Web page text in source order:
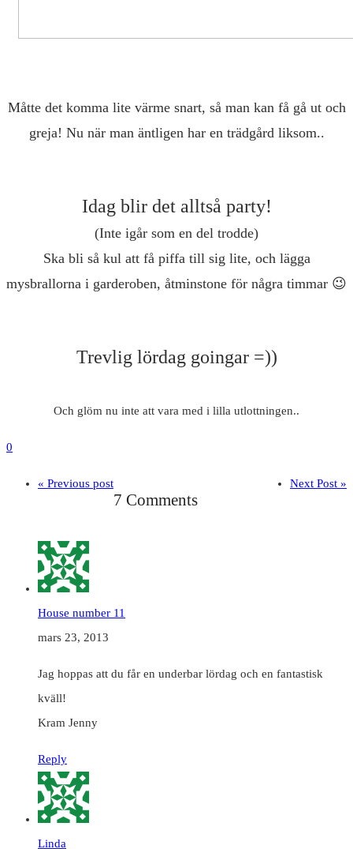
Måtte det komma lite värme snart, så man kan få gå ut och
greja! Nu när man äntligen har en trädgård liksom..
Idag blir det alltså party!
(Inte igår som en del trodde)
Ska bli så kul att få piffa till sig lite, och lägga
mysbrallorna i garderoben, åtminstone för några timmar 😉
Trevlig lördag goingar =))
Och glöm nu inte att vara med i lilla utlottningen..
0
« Previous post Next Post »
7 Comments
House number 11
mars 23, 2013
Jag hoppas att du får en underbar lördag och en fantastisk
kväll!
Kram Jenny
Reply
Linda